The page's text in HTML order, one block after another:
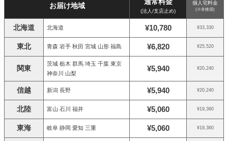
お届け地域
(法人/支店止め)
個人宅料金
(※非推奨)
北海道 北海道 ¥10,780 ¥33,330
東北 青森 岩手 秋田 宮城 山形 福島 ¥6,820 ¥25,520
関東
茨城 栃木 群馬 埼玉 千葉 東京
神奈川 山梨
¥5,940 ¥20,240
信越 新潟 長野 ¥5,940 ¥20,240
北陸 富山 石川 福井 ¥5,060 ¥19,360
東海 岐阜 静岡 愛知 三重 ¥5,060 ¥19,360